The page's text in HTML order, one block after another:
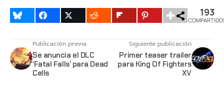
193
Publicación previa
Se anuncia el DLC
‘Fatal Falls’ para Dead
Cells
Siguiente publicación
Primer teaser trailer
para King Of Fighters
XV